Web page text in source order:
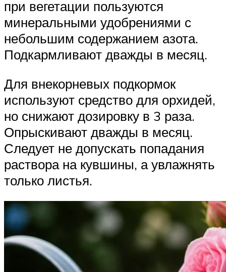
при вегетации пользуются
минеральными удобрениями с
небольшим содержанием азота.
Подкармливают дважды в месяц.
Для внекорневых подкормок
используют средство для орхидей,
но снижают дозировку в 3 раза.
Опрыскивают дважды в месяц.
Следует не допускать попадания
раствора на кувшины, а увлажнять
только листья.